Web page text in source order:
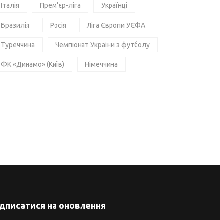
Італія Прем'єр-ліга Українці
Бразилія Росія Ліга Європи УЄФА
Туреччина Чемпіонат України з футболу
ФК «Динамо» (Київ) Німеччина
на оновлення